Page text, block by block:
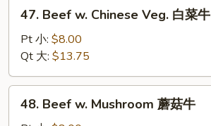
Beef
Chinese
Veg.
白
47. Beef w. Chinese Veg. 白菜牛
Pt 小: $8.00
Qt 大: $13.75
Beef
48. Beef w. Mushroom 蘑菇牛